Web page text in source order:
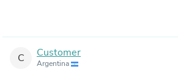
C Customer
Argentina